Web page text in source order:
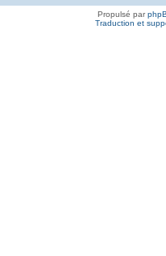
Propulsé par
Traduction et